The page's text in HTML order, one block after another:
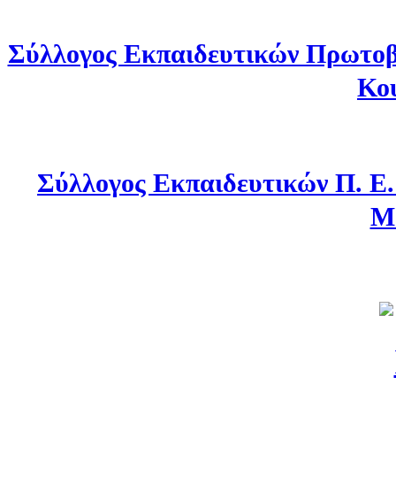
Σύλλογος Εκπαιδευτικών
Σύλλογος Εκπαιδευτικών Π.